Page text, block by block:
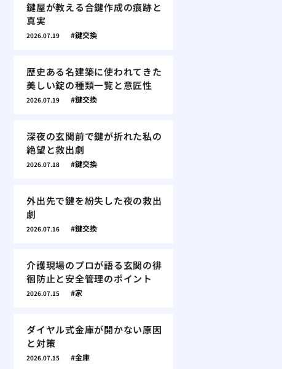
鍵屋が教える合鍵作成の痕跡と
真実
2026.07.19 鍵交換
歴史ある名建築に使われてきた
美しい錠の種類一覧と意匠性
2026.07.19 鍵交換
深夜の玄関前で鍵が折れた私の
絶望と救出劇
2026.07.18 鍵交換
外出先で鍵を紛失した夜の救出
劇
2026.07.16 鍵交換
介護現場のプロが語る玄関の徘
徊防止と安全管理のポイント
2026.07.15 家
ダイヤル式金庫が開かない原因
と対策
2026.07.15 金庫